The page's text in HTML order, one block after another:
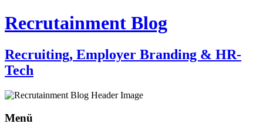
Recrutainment Blog
Recruiting, Employer Branding & HR-
Tech
Menü